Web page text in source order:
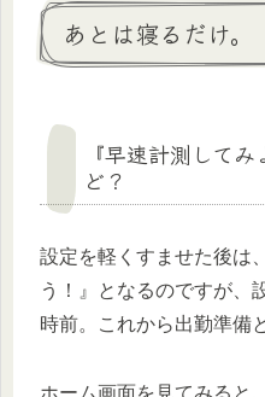
あとは寝るだけ。
『早速計測して
ど？
設定を軽くすませた後は
う！』となるのですが、
時前。これから出勤準備
ホーム画面を見てみると、